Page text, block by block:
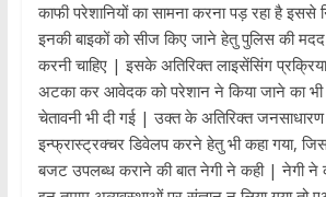
काफी परेशानियों का सामना करना पड़ रहा है इससे
इनकी बाइकों को सीज किए जाने हेतु पुलिस की मदद
करनी चाहिए | इसके अतिरिक्त लाइसेंसिंग
अटका कर आवेदक को परेशान ने किया जाने का भी
चेतावनी भी दी गई | उक्त के अतिरिक्त
इन्फ्रास्ट्रक्चर डिवेलप करने हेतु भी कहा गया,
बजट उपलब्ध कराने की बात नेगी ने कही | नेगी ने